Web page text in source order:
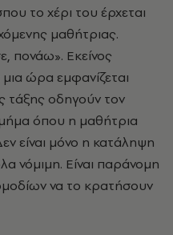
το χέρι του έρχεται
μαθήτριας.
πονάω». Εκείνος
μια ώρα εμφανίζεται
τάξης οδηγούν τον
όπου η μαθήτρια
είναι μόνο η κατάληψη
νόμιμη. Είναι παράνομη
να το κρατήσουν